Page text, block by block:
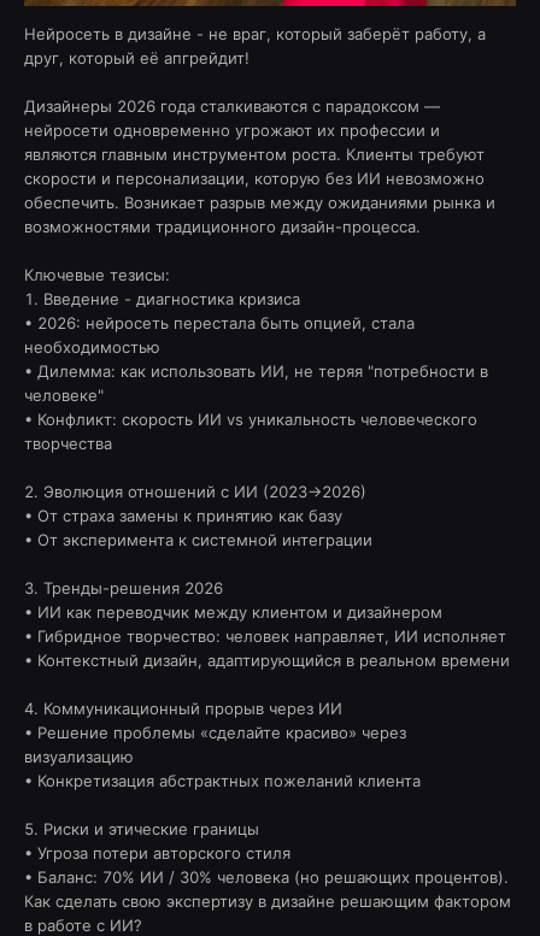
Нейросеть в дизайне - не враг, который заберёт работу, а
друг, который её апгрейдит!
Дизайнеры 2026 года сталкиваются с парадоксом —
нейросети одновременно угрожают их профессии и
являются главным инструментом роста. Клиенты требуют
скорости и персонализации, которую без ИИ невозможно
обеспечить. Возникает разрыв между ожиданиями рынка и
возможностями традиционного дизайн-процесса.
Ключевые тезисы:
1. Введение - диагностика кризиса
• 2026: нейросеть перестала быть опцией, стала
необходимостью
• Дилемма: как использовать ИИ, не теряя "потребности в
человеке"
• Конфликт: скорость ИИ vs уникальность человеческого
творчества
2. Эволюция отношений с ИИ (2023→2026)
• От страха замены к принятию как базу
• От эксперимента к системной интеграции
3. Тренды-решения 2026
• ИИ как переводчик между клиентом и дизайнером
• Гибридное творчество: человек направляет, ИИ исполняет
• Контекстный дизайн, адаптирующийся в реальном времени
4. Коммуникационный прорыв через ИИ
• Решение проблемы «сделайте красиво» через
визуализацию
• Конкретизация абстрактных пожеланий клиента
5. Риски и этические границы
• Угроза потери авторского стиля
• Баланс: 70% ИИ / 30% человека (но решающих процентов).
Как сделать свою экспертизу в дизайне решающим фактором
в работе с ИИ?